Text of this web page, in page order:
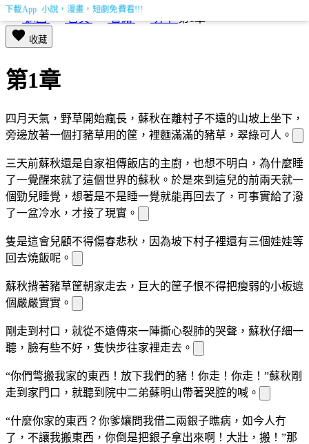
下載App 小說，漫畫，短劇免費看!!!
返回 首頁 書籍 分享 第1章
收藏
第1章
四月天氣，野草開始瘋長，蘇秋在離村子不遠的山坡上坐下，
旁邊放著一個打豬草用的筐，裡麵滿滿的豬草，翠綠可人。
三天前蘇秋還是自家祖傳飯店的主廚， 也想不明白，為什麼睡
了一覺醒來就了這個世界的蘇秋。於是來到這兒的前兩天就一
個勁兒睡覺，想著是不是睡一覺就能再回去了，可事實給了潑
了一盆冷水， 才接了現實。
隻是這會兒顧不得傷春悲秋，因為坡下村子裡還有三個娃娃等
回去燒飯呢。
蘇秋揹著豬草筐朝家走去，巨大的筐子恨不得把瘦弱的小板遮
個嚴嚴實實。
剛走到村口，就從不遠傳來一陣撕心裂肺的哭聲，蘇秋仔細一
聽，臉有些不好，隻快步往家裡走去。
“你們彆搬我家的東西！放下我們的豬！你走！你走！”蘇秋剛
走到家門口，就聽到院中二弟蘇明山帶著哭腔的喊 。
“什麼你家的東西？你爹孃問我借二兩銀子瞧病，如今人冇
了，不讓我搬東西，你倒是把銀子拿出來啊！大壯，搬！”那